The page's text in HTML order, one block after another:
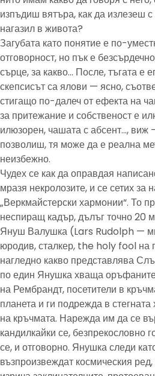
изпъдиш вятъра, как да излезеш с
нагазил в живота?
Загубата като понятие е по-
отговорност, но пък е
сърце, за какво… После, тъгата е
скепсисът са ялови — ясно,
стигащо по-далеч от ефекта на
за притежание и собственост е
илюзорен, чашата с абсент…,
позволиш, тя може да е реална
неизбежно.
Чудех се как да оправдая
мразя некролозите, и се сетих за
„Веркмайстерски хармонии“. То
неспиращ кадър, дълъг точно 20
Януш Валушка (Lars Rudolph —
юродив, сталкер, the holy fool на
нагледно какво представлява
по един Янушка хваща
на Рембрандт, посетители в
планета и ги подрежда в
на кръчмата. Нарежда им да се
кандилкайки се, безпрекословно
се, и отговорно. Янушка следи
възпроизвеждат космическия